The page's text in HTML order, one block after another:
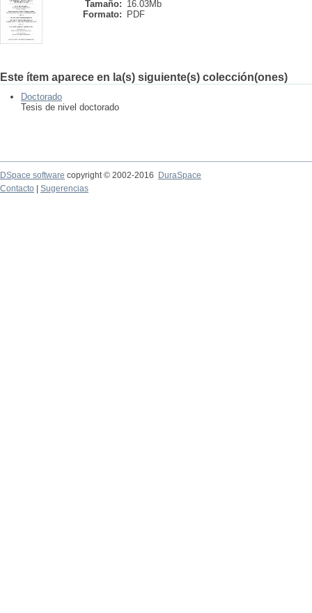
Tamaño: 16.03Mb
Formato:
PDF
Este ítem aparece en la(s) siguiente(s) colección(ones)
Doctorado
Tesis de nivel doctorado
DSpace software copyright © 2002-2016
DuraSpace
Contacto
Sugerencias